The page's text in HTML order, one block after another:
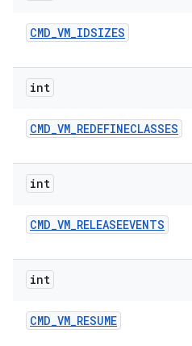
CMD_VM_IDSIZES
int
CMD_VM_REDEFINECLASSES
int
CMD_VM_RELEASEEVENTS
int
CMD_VM_RESUME